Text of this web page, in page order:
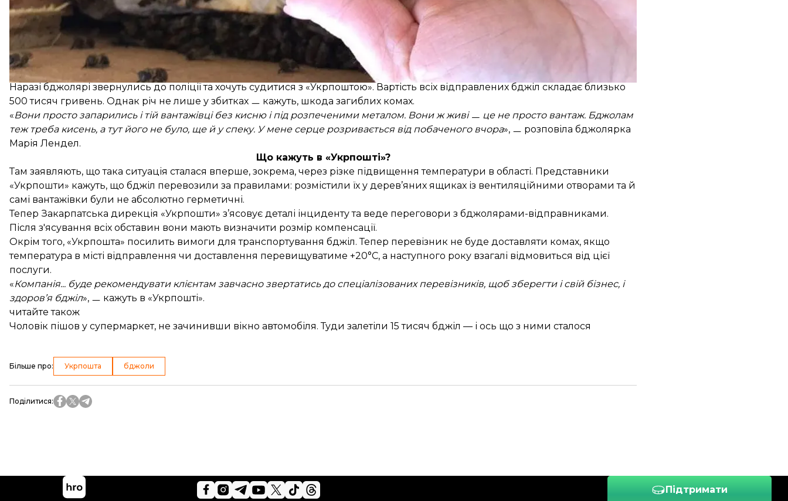
Через відсутність кисню і відсіків для провітрювання там усі 8 мільйонів бджіл загинули. Помітили це вже в Ужгороді, за
кілька годин після виїзду.
Наразі бджолярі звернулись до поліції та хочуть судитися з «Укрпоштою». Вартість всіх відправлених бджіл складає близько
500 тисяч гривень. Однак річ не лише у збитках ㅡ кажуть, шкода загиблих комах.
«Вони просто запарились і тій вантажівці без кисню і під розпеченими металом. Вони ж живі ㅡ це не просто вантаж. Бджолам
теж треба кисень, а тут його не було, ще й у спеку. У мене серце розривається від побаченого вчора», ㅡ розповіла бджолярка
Марія Лендел.
Що кажуть в «Укрпошті»?
Там заявляють, що така ситуація сталася вперше, зокрема, через різке підвищення температури в області. Представники
«Укрпошти» кажуть, що бджіл перевозили за правилами: розмістили їх у дерев’яних ящиках із вентиляційними отворами та й
самі вантажівки були не абсолютно герметичні.
Тепер Закарпатська дирекція «Укрпошти» з’ясовує деталі інциденту та веде переговори з бджолярами-відправниками.
Після з'ясування всіх обставин вони мають визначити розмір компенсації.
Окрім того, «Укрпошта» посилить вимоги для транспортування бджіл. Тепер перевізник не буде доставляти комах, якщо
температура в місті відправлення чи доставлення перевищуватиме +20°C, а наступного року взагалі відмовиться від цієї
послуги.
«Компанія... буде рекомендувати клієнтам завчасно звертатись до спеціалізованих перевізників, щоб зберегти і свій бізнес, і
здоров’я бджіл», ㅡ кажуть в «Укрпошті».
читайте також
Чоловік пішов у супермаркет, не зачинивши вікно автомобіля. Туди залетіли 15 тисяч бджіл — і ось що з ними сталося
Більше про: Укрпошта бджоли
Поділитися:
Підтримати